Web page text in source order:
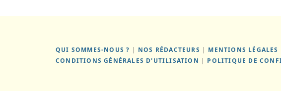
QUI SOMMES-NOUS ? | NOS RÉDACTEURS | MENTIONS LÉGALES
CONDITIONS GÉNÉRALES D'UTILISATION | POLITIQUE DE